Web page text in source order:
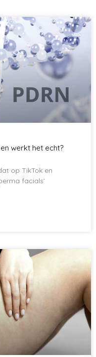
werkt het echt?
op TikTok en
facials’